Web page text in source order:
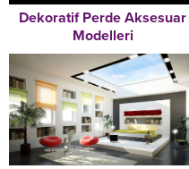
Dekoratif Perde Aksesuar
Modelleri